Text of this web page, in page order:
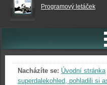
Programový letáček
Nacházíte se: Úvodní stránka
superdalekohled, pohladili si